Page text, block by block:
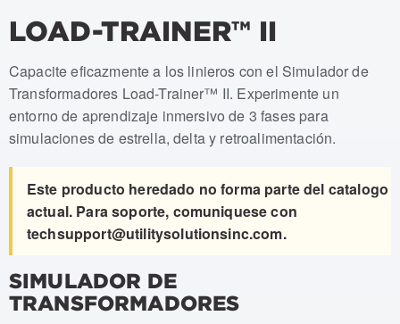
LOAD-TRAINER™ II
Numeros de articulo: XFMR-001, XFMR-001 Case
Capacite eficazmente a los linieros con el Simulador de
Transformadores Load-Trainer™ II. Experimente un
entorno de aprendizaje inmersivo de 3 fases para
simulaciones de estrella, delta y retroalimentación.
Este producto heredado no forma parte del catalogo
actual. Para soporte, comuniquese con
techsupport@utilitysolutionsinc.com.
SIMULADOR DE
TRANSFORMADORES